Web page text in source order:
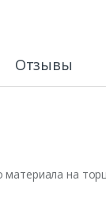
Отзывы
на